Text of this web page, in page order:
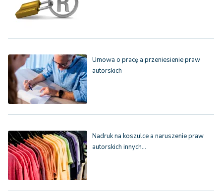
Umowa o pracę a przeniesienie praw
autorskich
Nadruk na koszulce a naruszenie praw
autorskich innych…